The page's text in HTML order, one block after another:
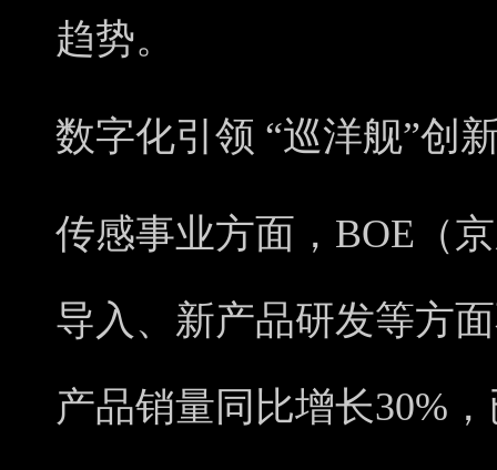
趋势。
数字化引领 “巡洋舰”创
传感事业方面，BOE（
导入、新产品研发等方
产品销量同比增长30%